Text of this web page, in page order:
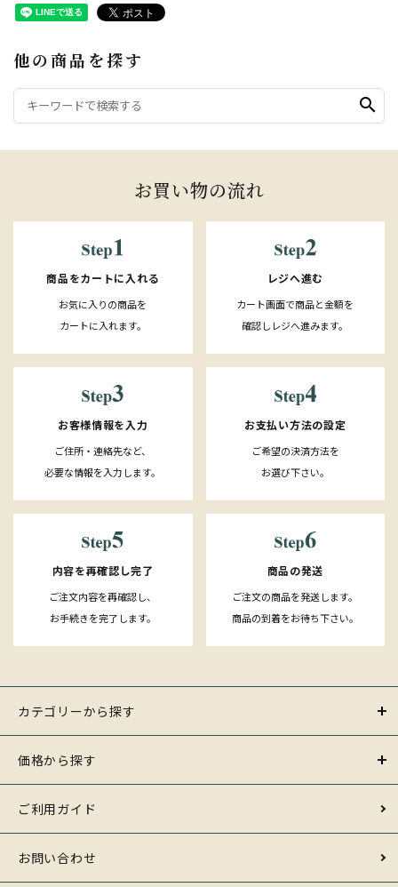
他の商品を探す
search
お買い物の流れ
商品をカートに入れる
お気に入りの商品を
カートに入れます。
レジへ進む
カート画面で商品と金額を
確認しレジへ進みます。
お客様情報を入力
ご住所・連絡先など、
必要な情報を入力します。
お支払い方法の設定
ご希望の決済方法を
お選び下さい。
内容を再確認し完了
ご注文内容を再確認し、
お手続きを完了します。
商品の発送
ご注文の商品を発送します。
商品の到着をお待ち下さい。
カテゴリーから探す
価格から探す
ご利用ガイド
お問い合わせ